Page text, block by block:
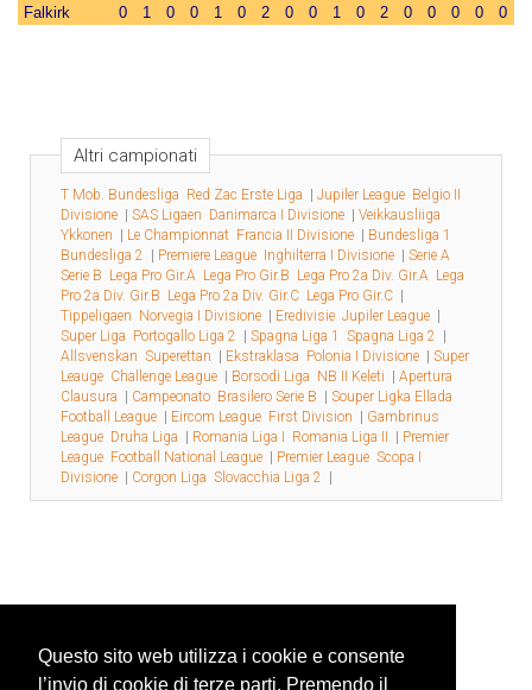
Questo sito web utilizza i cookie e consente
l’invio di cookie di terze parti. Premendo il
Falkirk
0 1 0 0 1 0 2 0 0 1 0 2 0 0 0 0 0
Altri campionati
T Mob. Bundesliga Red Zac Erste Liga | Jupiler League Belgio II
Divisione | SAS Ligaen Danimarca I Divisione | Veikkausliiga
Ykkonen | Le Championnat Francia II Divisione | Bundesliga 1
Bundesliga 2
| Premiere League Inghilterra I Divisione | Serie A
Serie B Lega Pro Gir.A Lega Pro Gir.B Lega Pro 2a Div. Gir.A Lega
Pro 2a Div. Gir.B Lega Pro 2a Div. Gir.C Lega Pro Gir.C |
Tippeligaen Norvegia I Divisione | Eredivisie Jupiler League |
Super Liga Portogallo Liga 2 | Spagna Liga 1 Spagna Liga 2
|
Allsvenskan Superettan | Ekstraklasa Polonia I Divisione | Super
Leauge Challenge League | Borsodi Liga NB II Keleti | Apertura
Clausura | Campeonato Brasilero Serie B | Souper Ligka Ellada
Football League | Eircom League First Division | Gambrinus
League Druha Liga | Romania Liga I Romania Liga II | Premier
League Football National League | Premier League Scopa I
Divisione | Corgon Liga Slovacchia Liga 2 |